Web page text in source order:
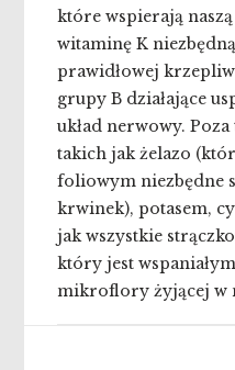
które wspierają
witaminę K
prawidłowej
grupy B działające
układ nerwowy.
takich jak żelazo
foliowym niezbędne
krwinek), potasem,
jak wszystkie
który jest
mikroflory żyjącej w